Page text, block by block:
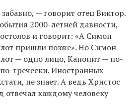
— говорит отец Виктор.
2000-летней давности,
и говорит: «А Симон
пришли позже». Но Симон
— одно лицо, Канонит — по-
гречески. Иностранных
не знает. А ведь Христос
отвечал каждому человеку